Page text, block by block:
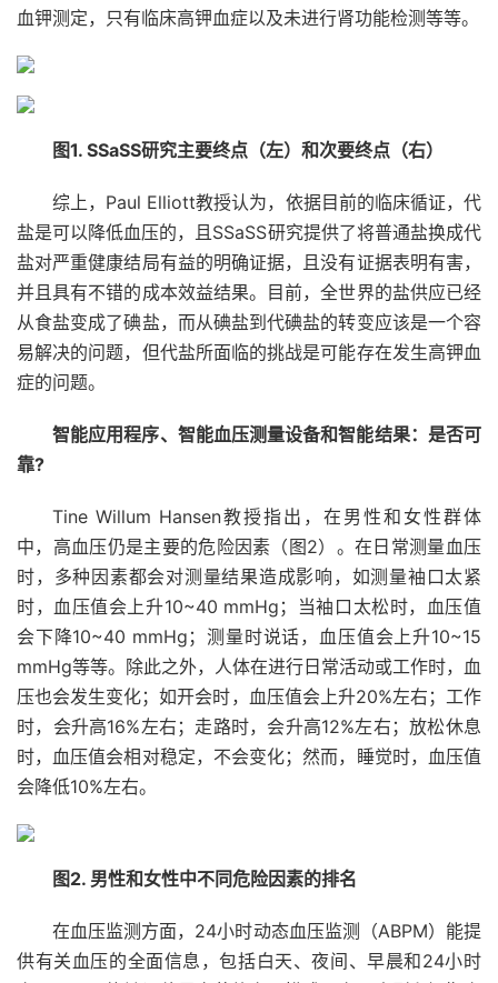
血钾测定，只有临床高钾血症以及未进行肾功能检测等等。
图1. SSaSS研究主要终点（左）和次要终点（右）
综上，Paul Elliott教授认为，依据目前的临床循证，代
盐是可以降低血压的，且SSaSS研究提供了将普通盐换成代
盐对严重健康结局有益的明确证据，且没有证据表明有害，
并且具有不错的成本效益结果。目前，全世界的盐供应已经
从食盐变成了碘盐，而从碘盐到代碘盐的转变应该是一个容
易解决的问题，但代盐所面临的挑战是可能存在发生高钾血
症的问题。
智能应用程序、智能血压测量设备和智能结果：是否可
靠?
Tine Willum Hansen教授指出，在男性和女性群体
中，高血压仍是主要的危险因素（图2）。在日常测量血压
时，多种因素都会对测量结果造成影响，如测量袖口太紧
时，血压值会上升10~40 mmHg；当袖口太松时，血压值
会下降10~40 mmHg；测量时说话，血压值会上升10~15
mmHg等等。除此之外，人体在进行日常活动或工作时，血
压也会发生变化；如开会时，血压值会上升20%左右；工作
时，会升高16%左右；走路时，会升高12%左右；放松休息
时，血压值会相对稳定，不会变化；然而，睡觉时，血压值
会降低10%左右。
图2. 男性和女性中不同危险因素的排名
在血压监测方面，24小时动态血压监测（ABPM）能提
供有关血压的全面信息，包括白天、夜间、早晨和24小时